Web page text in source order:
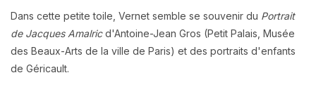
Dans cette petite toile, Vernet semble se souvenir du Portrait
de Jacques Amalricd'Antoine-Jean Gros (Petit Palais, Musée
des Beaux-Arts de la ville de Paris) et des portraits d'enfants
de Géricault.